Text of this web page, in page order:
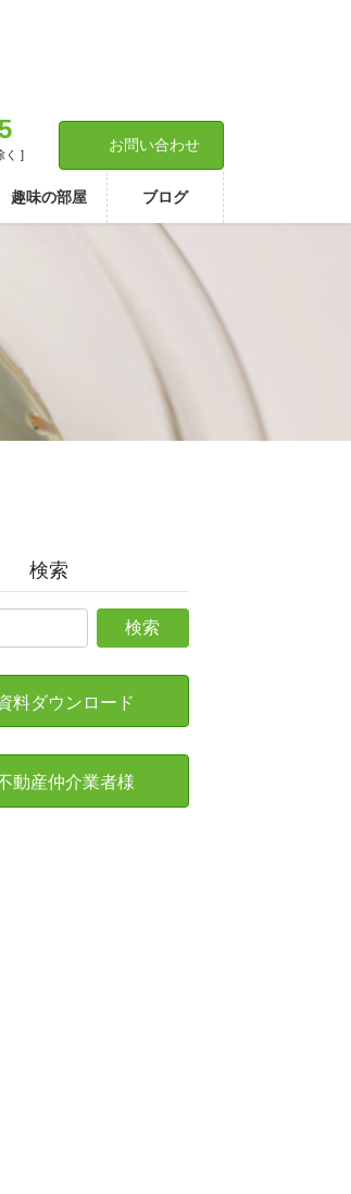
く ]
お問い合わせ
趣味の部屋 ブログ
検索
料ダウンロード
動産仲介業者様